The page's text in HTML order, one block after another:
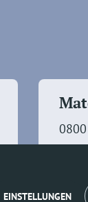
EINSTELLUNGEN